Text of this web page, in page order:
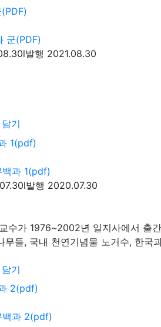
군(PDF)
l발행 2021.08.30
기
백과 1(pdf)
l발행 2020.07.30
수가 1976~2002년 일지사에서 출
무들, 국내 천연기념물 노거수, 한국
기
백과 2(pdf)